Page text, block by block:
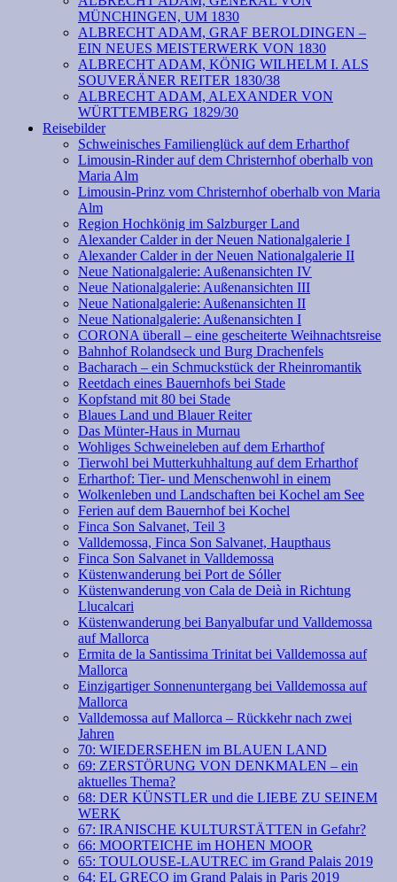
MÜNCHINGEN, UM 1830
ALBRECHT ADAM, GRAF BEROLDINGEN –
EIN NEUES MEISTERWERK VON 1830
ALBRECHT ADAM, KÖNIG WILHELM I. ALS
SOUVERÄNER REITER 1830/38
ALBRECHT ADAM, ALEXANDER VON
WÜRTTEMBERG 1829/30
Reisebilder
Schweinisches Familienglück auf dem Erharthof
Limousin-Rinder auf dem Christernhof oberhalb von
Maria Alm
Limousin-Prinz vom Christernhof oberhalb von Maria
Alm
Region Hochkönig im Salzburger Land
Alexander Calder in der Neuen Nationalgalerie I
Alexander Calder in der Neuen Nationalgalerie II
Neue Nationalgalerie: Außenansichten IV
Neue Nationalgalerie: Außenansichten III
Neue Nationalgalerie: Außenansichten II
Neue Nationalgalerie: Außenansichten I
CORONA überall – eine gescheiterte Weihnachtsreise
Bahnhof Rolandseck und Burg Drachenfels
Bacharach – ein Schmuckstück der Rheinromantik
Reetdach eines Bauernhofs bei Stade
Kopfstand mit 80 bei Stade
Blaues Land und Blauer Reiter
Das Münter-Haus in Murnau
Wohliges Schweineleben auf dem Erharthof
Tierwohl bei Mutterkuhhaltung auf dem Erharthof
Erharthof: Tier- und Menschenwohl in einem
Wolkenleben und Landschaften bei Kochel am See
Ferien auf dem Bauernhof bei Kochel
Finca Son Salvanet, Teil 3
Valldemossa, Finca Son Salvanet, Haupthaus
Finca Son Salvanet in Valldemossa
Küstenwanderung bei Port de Sóller
Küstenwanderung von Cala de Deià in Richtung
Llucalcari
Küstenwanderung bei Banyalbufar und Valldemossa
auf Mallorca
Ermita de la Santissima Trinitat bei Valldemossa auf
Mallorca
Einzigartiger Sonnenuntergang bei Valldemossa auf
Mallorca
Valldemossa auf Mallorca – Rückkehr nach zwei
Jahren
70: WIEDERSEHEN im BLAUEN LAND
69: ZERSTÖRUNG VON DENKMALEN – ein
aktuelles Thema?
68: DER KÜNSTLER und die LIEBE ZU SEINEM
WERK
67: IRANISCHE KULTURSTÄTTEN in Gefahr?
66: MOORTEICHE im HOHEN MOOR
65: TOULOUSE-LAUTREC im Grand Palais 2019
64: EL GRECO im Grand Palais in Paris 2019